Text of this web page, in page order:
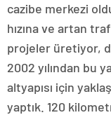
cazibe merkezi
hızına ve artan
projeler üretiyor,
2002 yılından bu
altyapısı için
yaptık. 120